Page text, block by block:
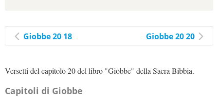
Giobbe 20 18 Giobbe 20 20
Versetti del capitolo 20 del libro "Giobbe" della Sacra Bibbia.
Capitoli di Giobbe